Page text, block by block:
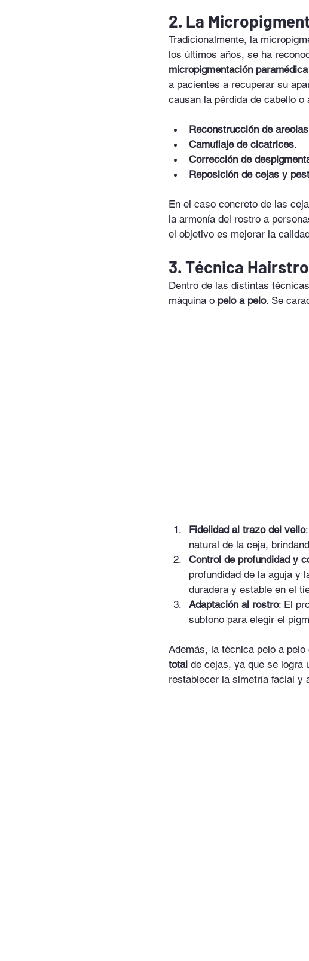
2. La
Tradicionalmente, la
los últimos años, se ha
micropigmentación paramédica
a pacientes a recuperar su
causan la pérdida de cabello
Reconstrucción de
Camuflaje de cicatrices.
Corrección de
Reposición de cejas y
En el caso concreto de las
la armonía del rostro a
el objetivo es mejorar la
3. Técnica
Dentro de las distintas
máquina o pelo a pelo. Se
Fidelidad al trazo del vello
natural de la ceja,
Control de profundidad y
profundidad de la aguja y
duradera y estable en el
Adaptación al rostro: El
subtono para elegir el
Además, la técnica pelo a
total de cejas, ya que se logra
restablecer la simetría facial y